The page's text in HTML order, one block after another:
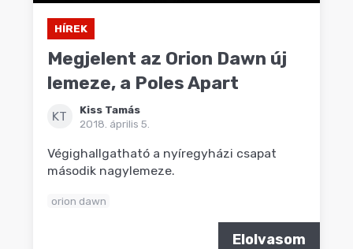
HÍREK
Megjelent az Orion Dawn új
lemeze, a Poles Apart
KT
Kiss Tamás
2018. április 5.
Végighallgatható a nyíregyházi csapat
második nagylemeze.
orion dawn
Elolvasom